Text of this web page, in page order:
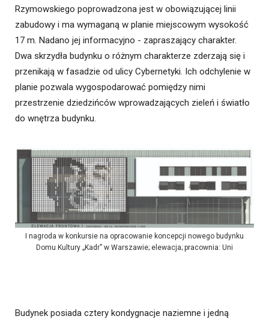
Rzymowskiego poprowadzona jest w obowiązującej linii
zabudowy i ma wymaganą w planie miejscowym wysokość
17 m. Nadano jej informacyjno - zapraszający charakter.
Dwa skrzydła budynku o różnym charakterze zderzają się i
przenikają w fasadzie od ulicy Cybernetyki. Ich odchylenie w
planie pozwala wygospodarować pomiędzy nimi
przestrzenie dziedzińców wprowadzających zieleń i światło
do wnętrza budynku.
I nagroda w konkursie na opracowanie koncepcji nowego budynku
Domu Kultury „Kadr” w Warszawie; elewacja; pracownia: Uni
Budynek posiada cztery kondygnacje naziemne i jedną